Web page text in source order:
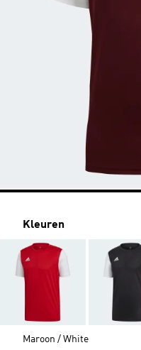
Kleuren
Maroon / White